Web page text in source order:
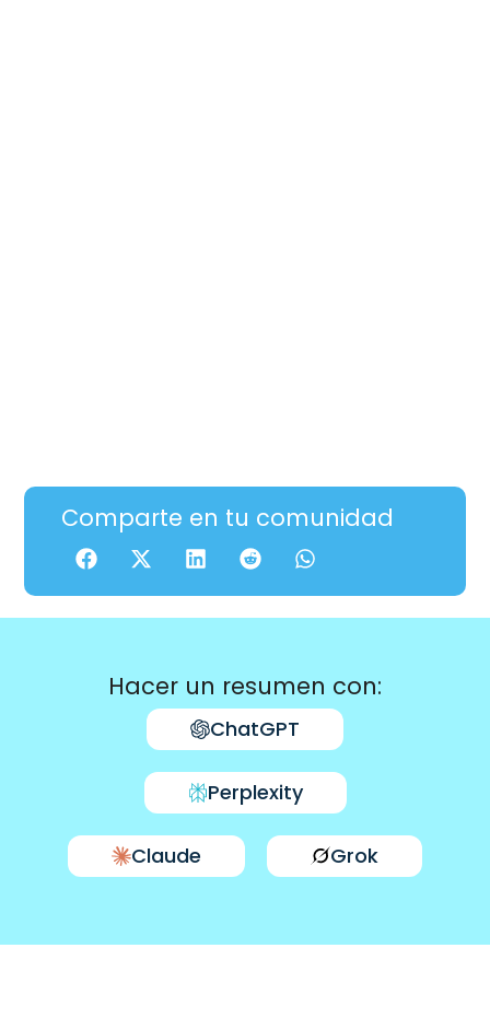
Comparte en tu comunidad
Hacer un resumen con:
ChatGPT
Perplexity
Claude Grok